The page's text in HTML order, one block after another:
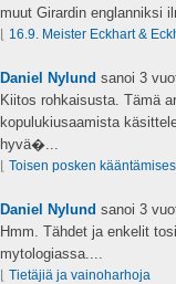
muut Girardin englanniksi
16.9. Meister Eckhart &
Daniel Nylund sanoi 3
Kiitos rohkaisusta. Tämä
kopulukiusaamista
hyvä�...
Toisen posken
Daniel Nylund sanoi 3
Hmm. Tähdet ja enkelit
mytologiassa....
Tietäjiä ja vainoharhoja